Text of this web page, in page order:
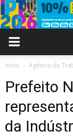
Inicio Agência do
Prefeito
da